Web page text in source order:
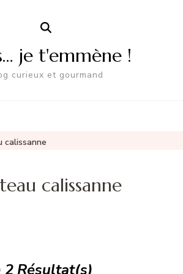
je t'emmène !
curieux et gourmand
calissanne
calissanne
2 Résultat(s)